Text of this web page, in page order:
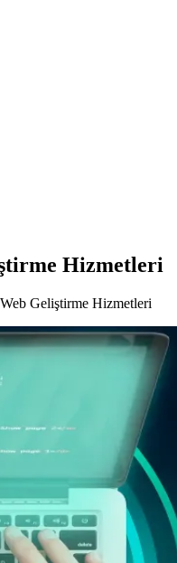
Hizmetleri
Geliştirme Hizmetleri